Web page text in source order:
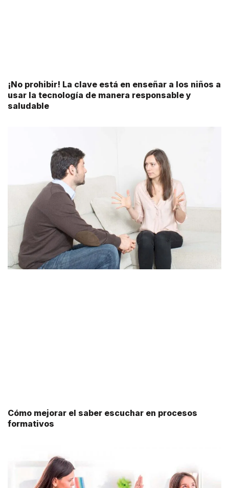
¡No prohibir! La clave está en enseñar a los niños a
usar la tecnología de manera responsable y
saludable
Cómo mejorar el saber escuchar en procesos
formativos